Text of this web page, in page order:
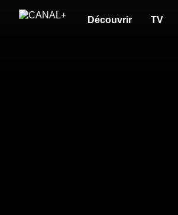
Découvrir TV